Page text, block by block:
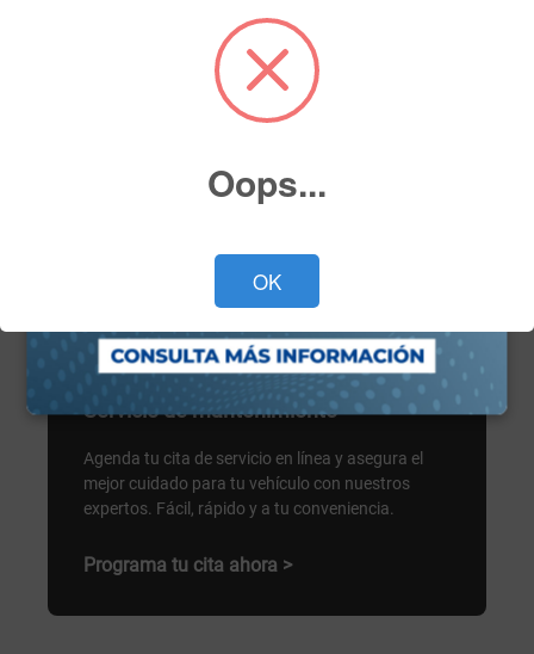
Servicio
Servicio de mantenimiento
Agenda tu cita de servicio en línea y asegura el
mejor cuidado para tu vehículo con nuestros
expertos. Fácil, rápido y a tu conveniencia.
Programa tu cita ahora >
Oops...
OK